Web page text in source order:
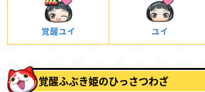
覚醒ユイ ユイ
覚醒ふぶき姫のひっさつわざ